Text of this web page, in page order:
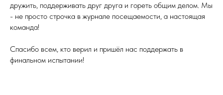
дружить, поддерживать друг друга и гореть общим делом. Мы
- не просто строчка в журнале посещаемости, а настоящая
команда!
Спасибо всем, кто верил и пришёл нас поддержать в
финальном испытании!